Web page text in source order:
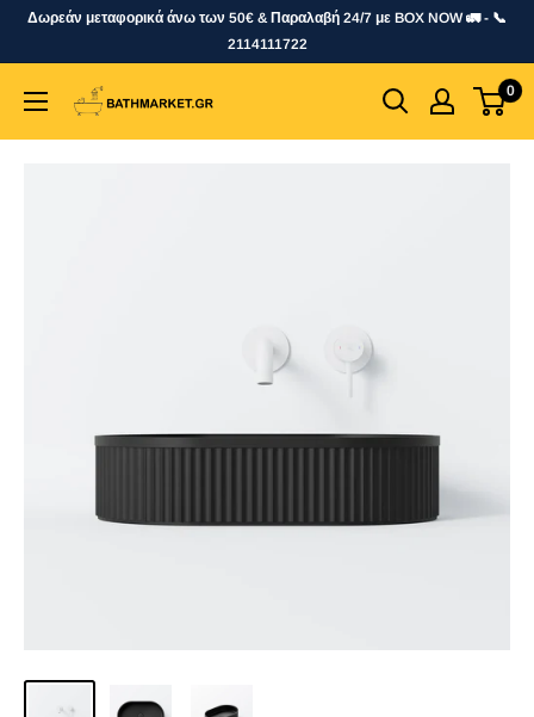
SkipΔωρεάν μεταφορικά άνω των 50€ & Παραλαβή 24/7 με BOX NOW 🚛 - 📞
2114111722
bathmarket.gr 0